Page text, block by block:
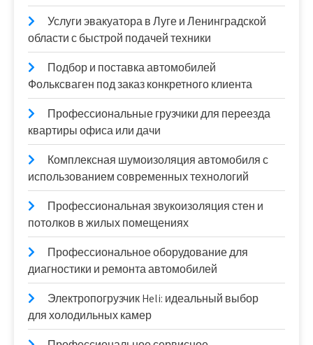
Услуги эвакуатора в Луге и Ленинградской
области с быстрой подачей техники
Подбор и поставка автомобилей
Фольксваген под заказ конкретного клиента
Профессиональные грузчики для переезда
квартиры офиса или дачи
Комплексная шумоизоляция автомобиля с
использованием современных технологий
Профессиональная звукоизоляция стен и
потолков в жилых помещениях
Профессиональное оборудование для
диагностики и ремонта автомобилей
Электропогрузчик Heli: идеальный выбор
для холодильных камер